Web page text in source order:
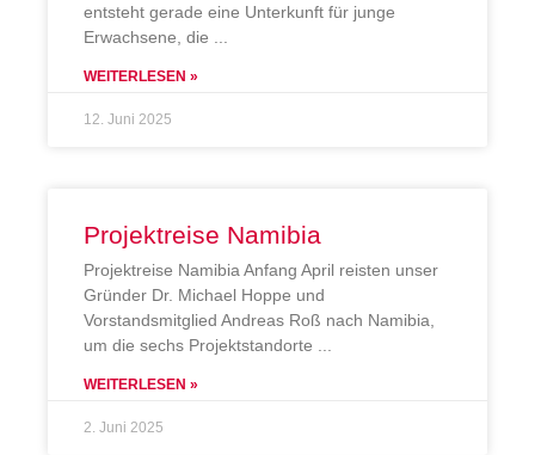
entsteht gerade eine Unterkunft für junge
Erwachsene, die
WEITERLESEN »
12. Juni 2025
Projektreise Namibia
Projektreise Namibia Anfang April reisten unser
Gründer Dr. Michael Hoppe und
Vorstandsmitglied Andreas Roß nach Namibia,
um die sechs Projektstandorte
WEITERLESEN »
2. Juni 2025